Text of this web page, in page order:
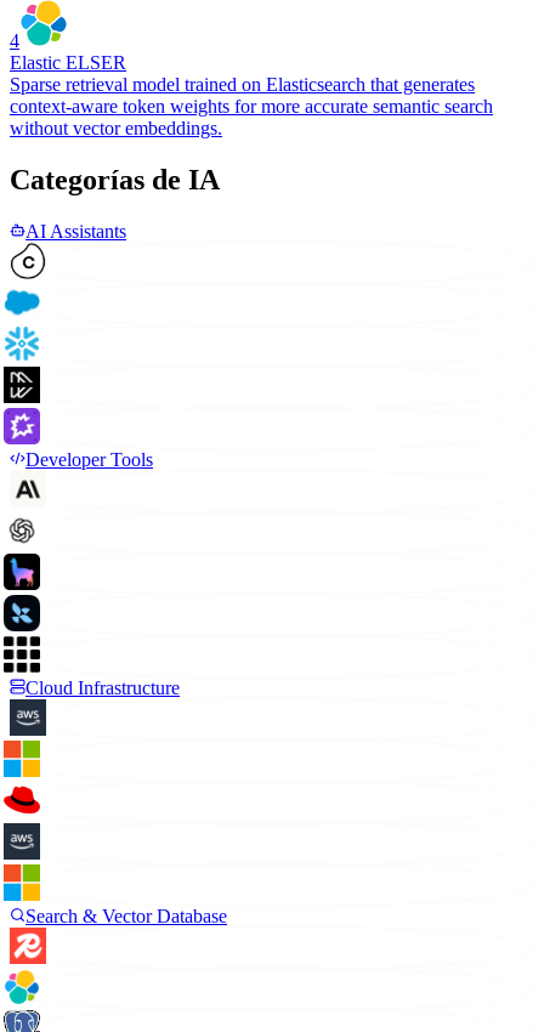
4
Elastic ELSER
Sparse retrieval model trained on Elasticsearch that generates
context-aware token weights for more accurate semantic search
without vector embeddings.
Categorías de IA
AI Assistants
Developer Tools
Cloud Infrastructure
Search & Vector Database